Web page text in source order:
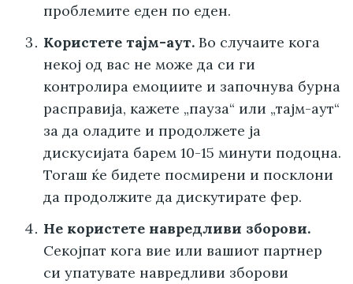
проблемите еден по еден.
Користете тајм-аут. Во случаите кога
некој од вас не може да си ги
контролира емоциите и започнува бурна
расправија, кажете „пауза“ или „тајм-аут“
за да оладите и продолжете ја
дискусијата барем 10-15 минути подоцна.
Тогаш ќе бидете посмирени и посклони
да продолжите да дискутирате фер.
Не користете навредливи зборови.
Секојпат кога вие или вашиот партнер
си упатувате навредливи зборови